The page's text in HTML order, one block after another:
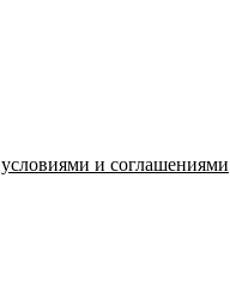
условиями и соглашениями